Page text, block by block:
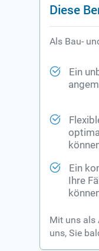
Diese
Als Bau-
Ein
Ein
Ihre
Mit uns als
uns, Sie